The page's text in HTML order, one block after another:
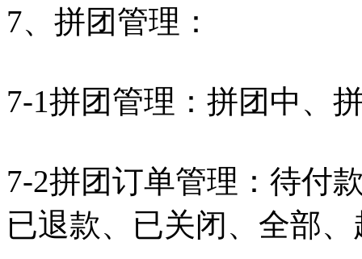
7、拼团管理：
7-1拼团管理：拼团中、
7-2拼团订单管理：待付
已退款、已关闭、全部